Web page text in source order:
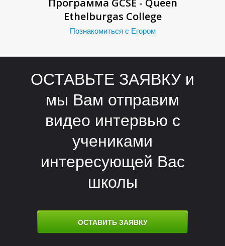
Программа GCSE - Queen
Ethelburgas College
Познакомиться с Егором
ОСТАВЬТЕ ЗАЯВКУ и
мы Вам отправим
видео интервью с
учениками
интересующей Вас
школы
ОСТАВИТЬ ЗАЯВКУ